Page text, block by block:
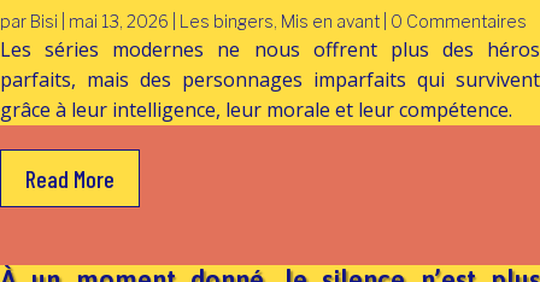
par Bisi mai 13, 2026 Les bingers, Mis en avant | 0 Commentaires
Les séries modernes ne nous offrent plus des héros
parfaits, mais des personnages imparfaits qui survivent
grâce à leur intelligence, leur morale et leur compétence.
Read More